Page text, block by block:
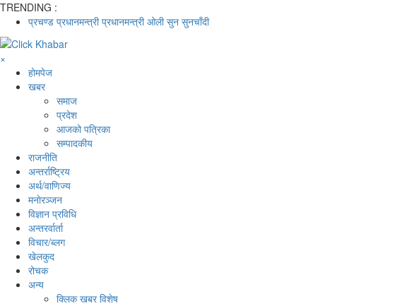
TRENDING :
प्रचण्ड प्रधानमन्त्री प्रधानमन्त्री ओली सुन सुनचाँदी
×
होमपेज
खबर
समाज
प्रदेश
आजको पत्रिका
सम्पादकीय
राजनीति
अन्तर्राष्ट्रिय
अर्थ/वाणिज्य
मनाेरञ्जन
विज्ञान प्रविधि
अन्तरर्वार्ता
विचार/ब्लग
खेलकुद
रोचक
अन्य
क्लिक खबर विशेष